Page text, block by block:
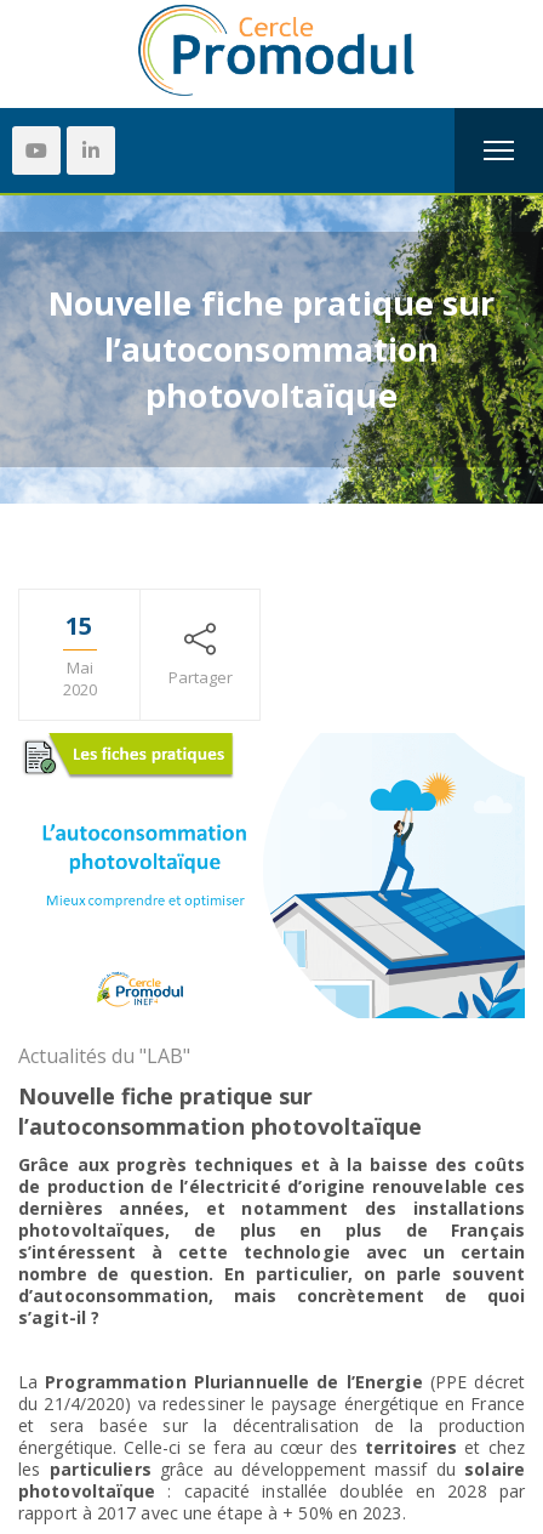
Nouvelle fiche pratique sur
l’autoconsommation
photovoltaïque
15
Mai
2020
Partager
Actualités du "LAB"
Nouvelle fiche pratique sur
l’autoconsommation photovoltaïque
Grâce aux progrès techniques et à la baisse des coûts
de production de l’électricité d’origine renouvelable ces
dernières années, et notamment des installations
photovoltaïques, de plus en plus de Français
s’intéressent à cette technologie avec un certain
nombre de question. En particulier, on parle souvent
d’autoconsommation, mais concrètement de quoi
s’agit-il ?
La Programmation Pluriannuelle de l’Energie (PPE décret
du 21/4/2020) va redessiner le paysage énergétique en France
et sera basée sur la décentralisation de la production
énergétique. Celle-ci se fera au cœur des territoires et chez
les particuliers grâce au développement massif du solaire
photovoltaïque : capacité installée doublée en 2028 par
rapport à 2017 avec une étape à + 50% en 2023.